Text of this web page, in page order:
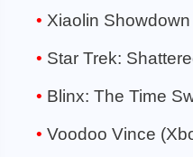
Xiaolin
Star Trek:
Blinx: The Time
Voodoo Vince